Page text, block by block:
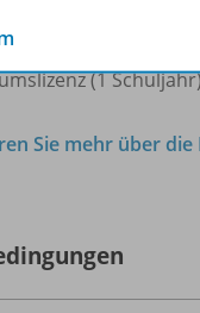
(1
Sie mehr über die